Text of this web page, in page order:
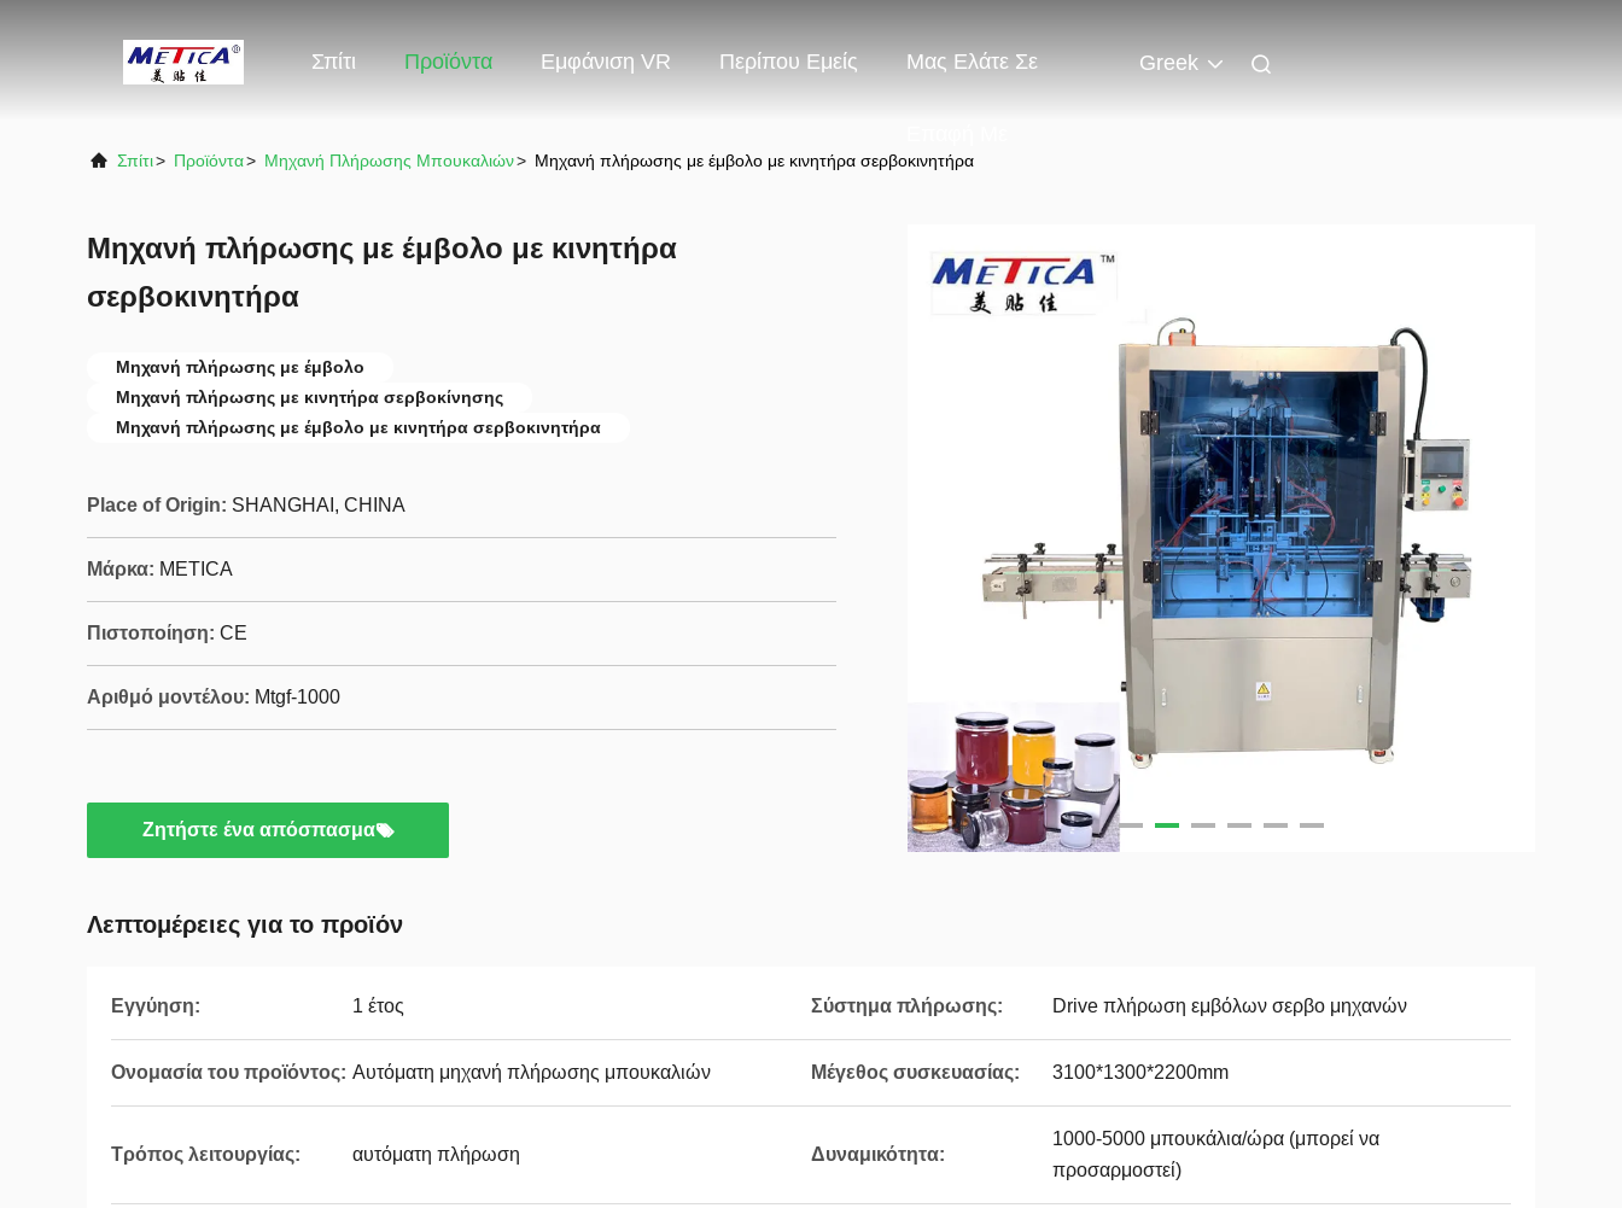
Σπίτι Προϊόντα Εμφάνιση VR Περίπου Εμείς Μας Ελάτε Σε Greek
Σπίτι> Προϊόντα> Μηχανή Πλήρωσης Μπουκαλιών> Μηχανή πλήρωσης με έμβολο με κινητήρα σερβοκινητήρα
Μηχανή πλήρωσης με έμβολο με κινητήρα
σερβοκινητήρα
Μηχανή πλήρωσης με έμβολο
Μηχανή πλήρωσης με κινητήρα σερβοκίνησης
Μηχανή πλήρωσης με έμβολο με κινητήρα σερβοκινητήρα
Place of Origin: SHANGHAI, CHINA
Μάρκα: METICA
Πιστοποίηση: CE
Αριθμό μοντέλου: Mtgf-1000
Ζητήστε ένα απόσπασμα
Λεπτομέρειες για το προϊόν
Εγγύηση: 1 έτος Σύστημα πλήρωσης: Drive πλήρωση εμβόλων σερβο μηχανών
Ονομασία του προϊόντος: Αυτόματη μηχανή πλήρωσης μπουκαλιών Μέγεθος συσκευασίας: 3100*1300*2200mm
Τρόπος λειτουργίας: αυτόματη πλήρωση Δυναμικότητα:
1000-5000 μπουκάλια/ώρα (μπορεί να
προσαρμοστεί)